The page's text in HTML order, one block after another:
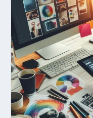
Hogyan készíts
Így növelheted
állásinterjúra...
Kitalálod, mire
gépeket?
Nem sikerült
Tanulj
amikor néhány
világversenyt...